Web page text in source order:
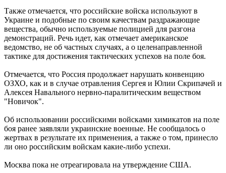
Также отмечается, что российские войска используют в
Украине и подобные по своим качествам раздражающие
вещества, обычно используемые полицией для разгона
демонстраций. Речь идет, как отмечает американское
ведомство, не об частных случаях, а о целенаправленной
тактике для достижения тактических успехов на поле боя.
Отмечается, что Россия продолжает нарушать конвенцию
ОЗХО, как и в случае отравления Сергея и Юлии Скрипачей и
Алексея Навального нервно-паралитическим веществом
"Новичок".
Об использовании российскими войсками химикатов на поле
боя ранее заявляли украинские военные. Не сообщалось о
жертвах в результате их применения, а также о том, принесло
ли оно российским войскам какие-либо успехи.
Москва пока не отреагировала на утверждение США.